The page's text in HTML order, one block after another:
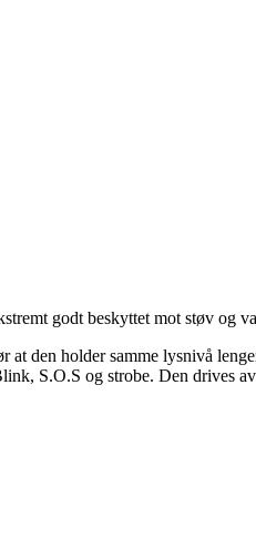
godt beskyttet mot støv og
den holder samme lysnivå
S.O.S og strobe. Den drives